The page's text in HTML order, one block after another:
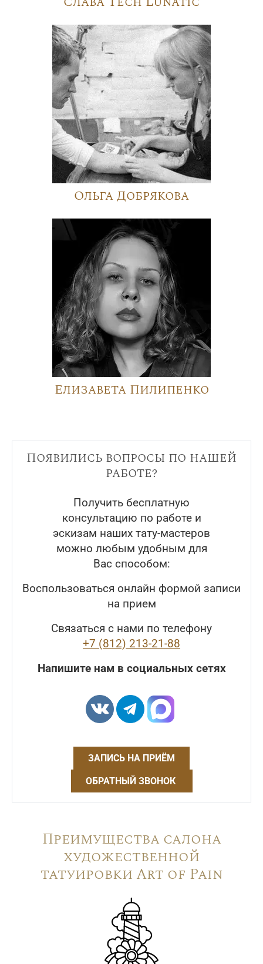
Ольга Добрякова
Елизавета Пилипенко
Появились вопросы по нашей
работе?
Получить бесплатную
консультацию по работе и
эскизам наших тату-мастеров
можно любым удобным для
Вас способом:
Воспользоваться онлайн формой записи
на прием
Связаться с нами по телефону
+7 (812) 213-21-88
Напишите нам в социальных сетях
ЗАПИСЬ НА ПРИЁМ
ОБРАТНЫЙ ЗВОНОК
Преимущества салона
художественной
татуировки Art of Pain